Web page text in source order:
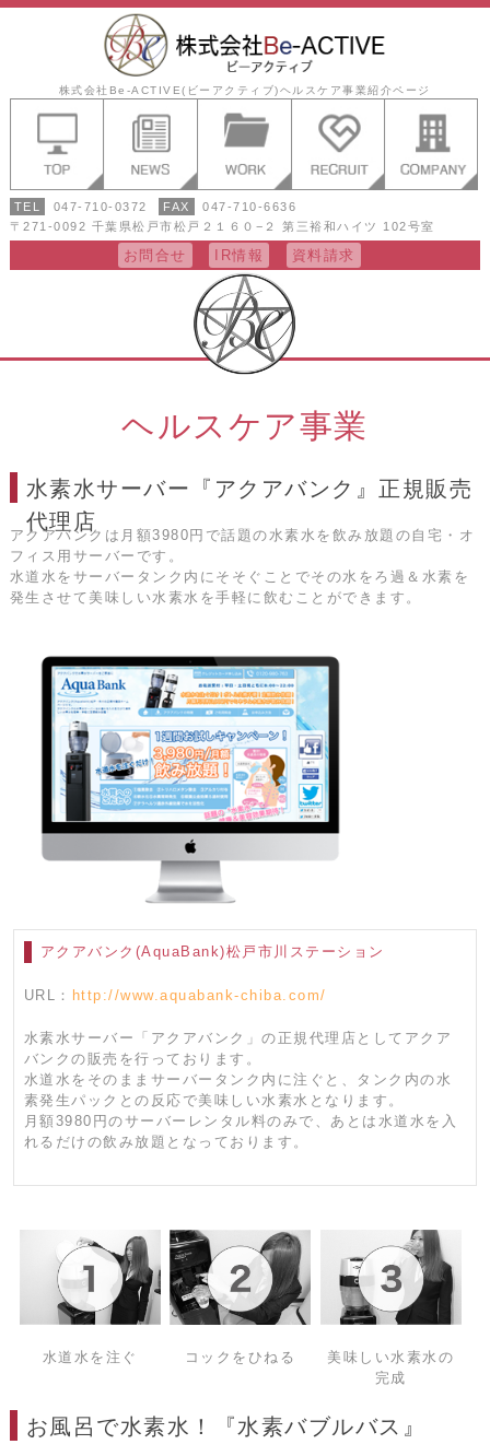
株式会社Be-ACTIVE(ビーアクティブ)ヘルスケア事業紹介ページ
TEL 047-710-0372 FAX
047-710-6636
〒271-0092 千葉県松戸市松戸２１６０−２ 第三裕和ハイツ 102号室
お問合せ IR情報 資料請求
ヘルスケア事業
水素水サーバー『アクアバンク』正規販売
代理店
アクアバンクは月額3980円で話題の水素水を飲み放題の自宅・オ
フィス用サーバーです。
水道水をサーバータンク内にそそぐことでその水をろ過＆水素を
発生させて美味しい水素水を手軽に飲むことができます。
アクアバンク(AquaBank)松戸市川ステーション
URL： http://www.aquabank-chiba.com/
水素水サーバー「アクアバンク」の正規代理店としてアクア
バンクの販売を行っております。
水道水をそのままサーバータンク内に注ぐと、タンク内の水
素発生パックとの反応で美味しい水素水となります。
月額3980円のサーバーレンタル料のみで、あとは水道水を入
れるだけの飲み放題となっております。
水道水を注ぐ コックをひねる
美味しい水素水の
完成
お風呂で水素水！『水素バブルバス』